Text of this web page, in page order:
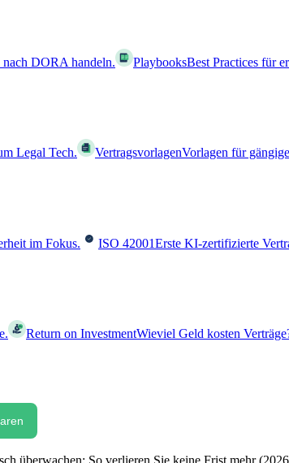
DORA handeln. PlaybooksBest Practices für
Legal Tech. VertragsvorlagenVorlagen für
im Fokus. ISO 42001Erste KI-zertifizierte
Return on InvestmentWieviel Geld kosten